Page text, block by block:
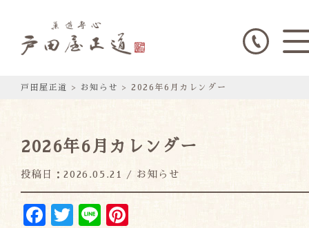
戸田屋正道 > お知らせ > 2026年6月カレンダー
2026年6月カレンダー
投稿日：2026.05.21 / お知らせ
Facebook
Twitter
Line